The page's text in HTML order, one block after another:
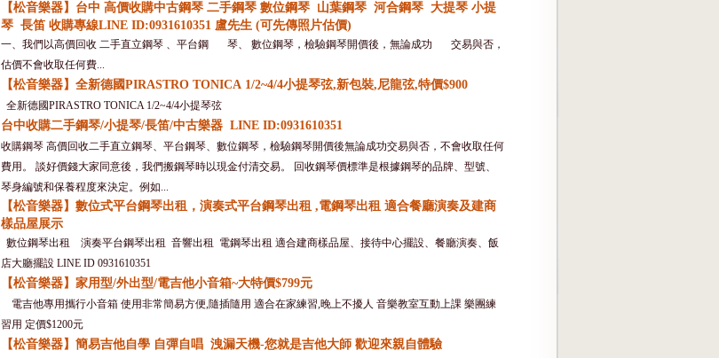
【松音樂器】台中 高價收購中古鋼琴 二手鋼琴 數位鋼琴 山葉鋼琴 河合鋼琴 大提琴 小提
琴 長笛 收購專線LINE ID:0931610351 盧先生 (可先傳照片估價)
一、我們以高價回收 二手直立鋼琴 、平台鋼 琴、 數位鋼琴，檢驗鋼琴開價後，無論成功 交易與否，
估價不會收取任何費...
【松音樂器】全新德國PIRASTRO TONICA 1/2~4/4小提琴弦,新包裝,尼龍弦,特價$900
全新德國PIRASTRO TONICA 1/2~4/4小提琴弦
台中收購二手鋼琴/小提琴/長笛/中古樂器 LINE ID:0931610351
收購鋼琴 高價回收二手直立鋼琴、平台鋼琴、數位鋼琴，檢驗鋼琴開價後無論成功交易與否，不會收取任何
費用。 談好價錢大家同意後，我們搬鋼琴時以現金付清交易。 回收鋼琴價標準是根據鋼琴的品牌、型號、
琴身編號和保養程度來決定。例如...
【松音樂器】數位式平台鋼琴出租，演奏式平台鋼琴出租 ,電鋼琴出租 適合餐廳演奏及建商
樣品屋展示
數位鋼琴出租 演奏平台鋼琴出租 音響出租 電鋼琴出租 適合建商樣品屋、接待中心擺設、餐廳演奏、飯
店大廳擺設 LINE ID 0931610351
【松音樂器】家用型/外出型/電吉他小音箱~大特價$799元
電吉他專用攜行小音箱 使用非常簡易方便,隨插隨用 適合在家練習,晚上不擾人 音樂教室互動上課 樂團練
習用 定價$1200元
【松音樂器】簡易吉他自學 自彈自唱 洩漏天機-您就是吉他大師 歡迎來親自體驗